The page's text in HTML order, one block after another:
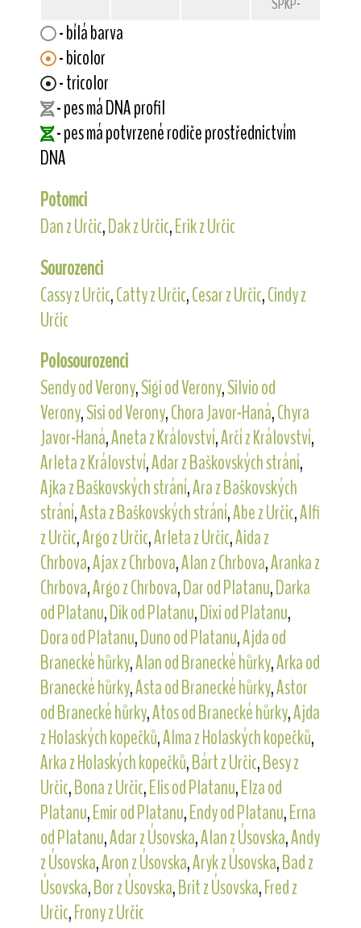
- bílá barva
- bicolor
- tricolor
- pes má DNA profil
- pes má potvrzené rodiče prostřednictvím
DNA
Potomci
Dan z Určic,Dak z Určic,Erik z Určic
Sourozenci
Cassy z Určic,Catty z Určic,Cesar z Určic,Cindy z
Určic
Polosourozenci
Sendy od Verony,Sigi od Verony,Silvio od
Verony,Sisi od Verony,Chora Javor-Haná,Chyra
Javor-Haná,Aneta z Království,Arčí z Království,
Arleta z Království,Adar z Baškovských strání,
Ajka z Baškovských strání,Ara z Baškovských
strání,Asta z Baškovských strání,Abe z Určic,Alfi
z Určic,Argo z Určic,Arleta z Určic,Aida z
Chrbova,Ajax z Chrbova,Alan z Chrbova,Aranka z
Chrbova,Argo z Chrbova,Dar od Platanu,Darka
od Platanu,Dik od Platanu,Dixi od Platanu,
Dora od Platanu,Duno od Platanu,Ajda od
Branecké hůrky,Alan od Branecké hůrky,Arka od
Branecké hůrky,Asta od Branecké hůrky,Astor
od Branecké hůrky,Atos od Branecké hůrky,Ajda
z Holaských kopečků,Alma z Holaských kopečků,
Arka z Holaských kopečků,Bárt z Určic,Besy z
Určic,Bona z Určic,Elis od Platanu,Elza od
Platanu,Emir od Platanu,Endy od Platanu,Erna
od Platanu,Adar z Úsovska,Alan z Úsovska,Andy
z Úsovska,Aron z Úsovska,Aryk z Úsovska,Bad z
Úsovska,Bor z Úsovska,Brit z Úsovska,Fred z
Určic,Frony z Určic